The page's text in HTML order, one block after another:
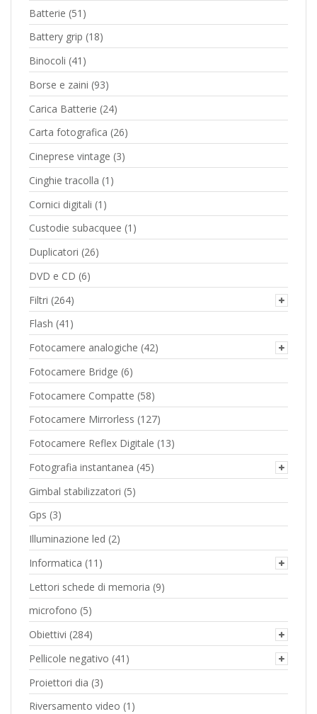
Batterie (51)
Battery grip (18)
Binocoli (41)
Borse e zaini (93)
Carica Batterie (24)
Carta fotografica (26)
Cineprese vintage (3)
Cinghie tracolla (1)
Cornici digitali (1)
Custodie subacquee (1)
Duplicatori (26)
DVD e CD (6)
Filtri (264)
Flash (41)
Fotocamere analogiche (42)
Fotocamere Bridge (6)
Fotocamere Compatte (58)
Fotocamere Mirrorless (127)
Fotocamere Reflex Digitale (13)
Fotografia instantanea (45)
Gimbal stabilizzatori (5)
Gps (3)
Illuminazione led (2)
Informatica (11)
Lettori schede di memoria (9)
microfono (5)
Obiettivi (284)
Pellicole negativo (41)
Proiettori dia (3)
Riversamento video (1)